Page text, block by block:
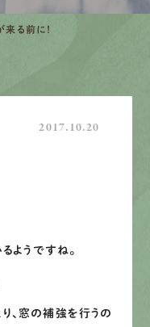
来る前に！
2017.10.20
ようですね。
、窓の補強を行うの